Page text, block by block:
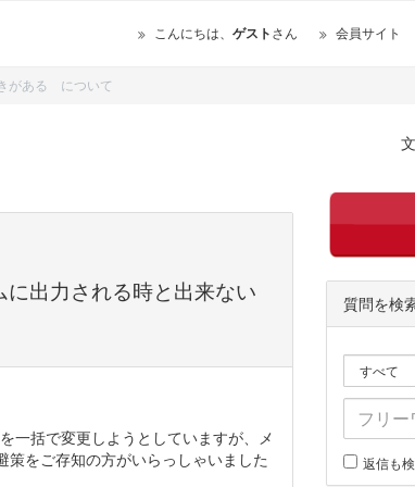
こんにちは、 ゲストさん 会員サイト
がある について
出力される時と出来ない
一括で変更しようとしていますが、メ
をご存知の方がいらっしゃいました
質問を検
返信も